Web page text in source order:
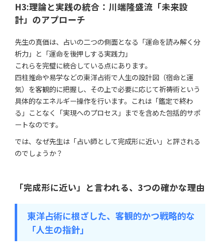
H3:理論と実践の統合：川端隆盛流「未来設
計」のアプローチ
先生の真価は、占いの二つの側面となる「運命を読み解く分
析力」と「運命を後押しする実践力」
これらを完璧に統合している点にあります。
四柱推命や易学などの東洋占術で人生の設計図（宿命と運
気）を客観的に把握し、その上で必要に応じて祈祷術という
具体的なエネルギー操作を行います。これは「鑑定で終わ
る」ことなく「実現へのプロセス」までを含めた包括的サポ
ートなのです。
では、なぜ先生は「占い師として完成形に近い」と評される
のでしょうか？
「完成形に近い」と言われる、3つの確かな理由
東洋占術に根ざした、客観的かつ戦略的な
「人生の指針」